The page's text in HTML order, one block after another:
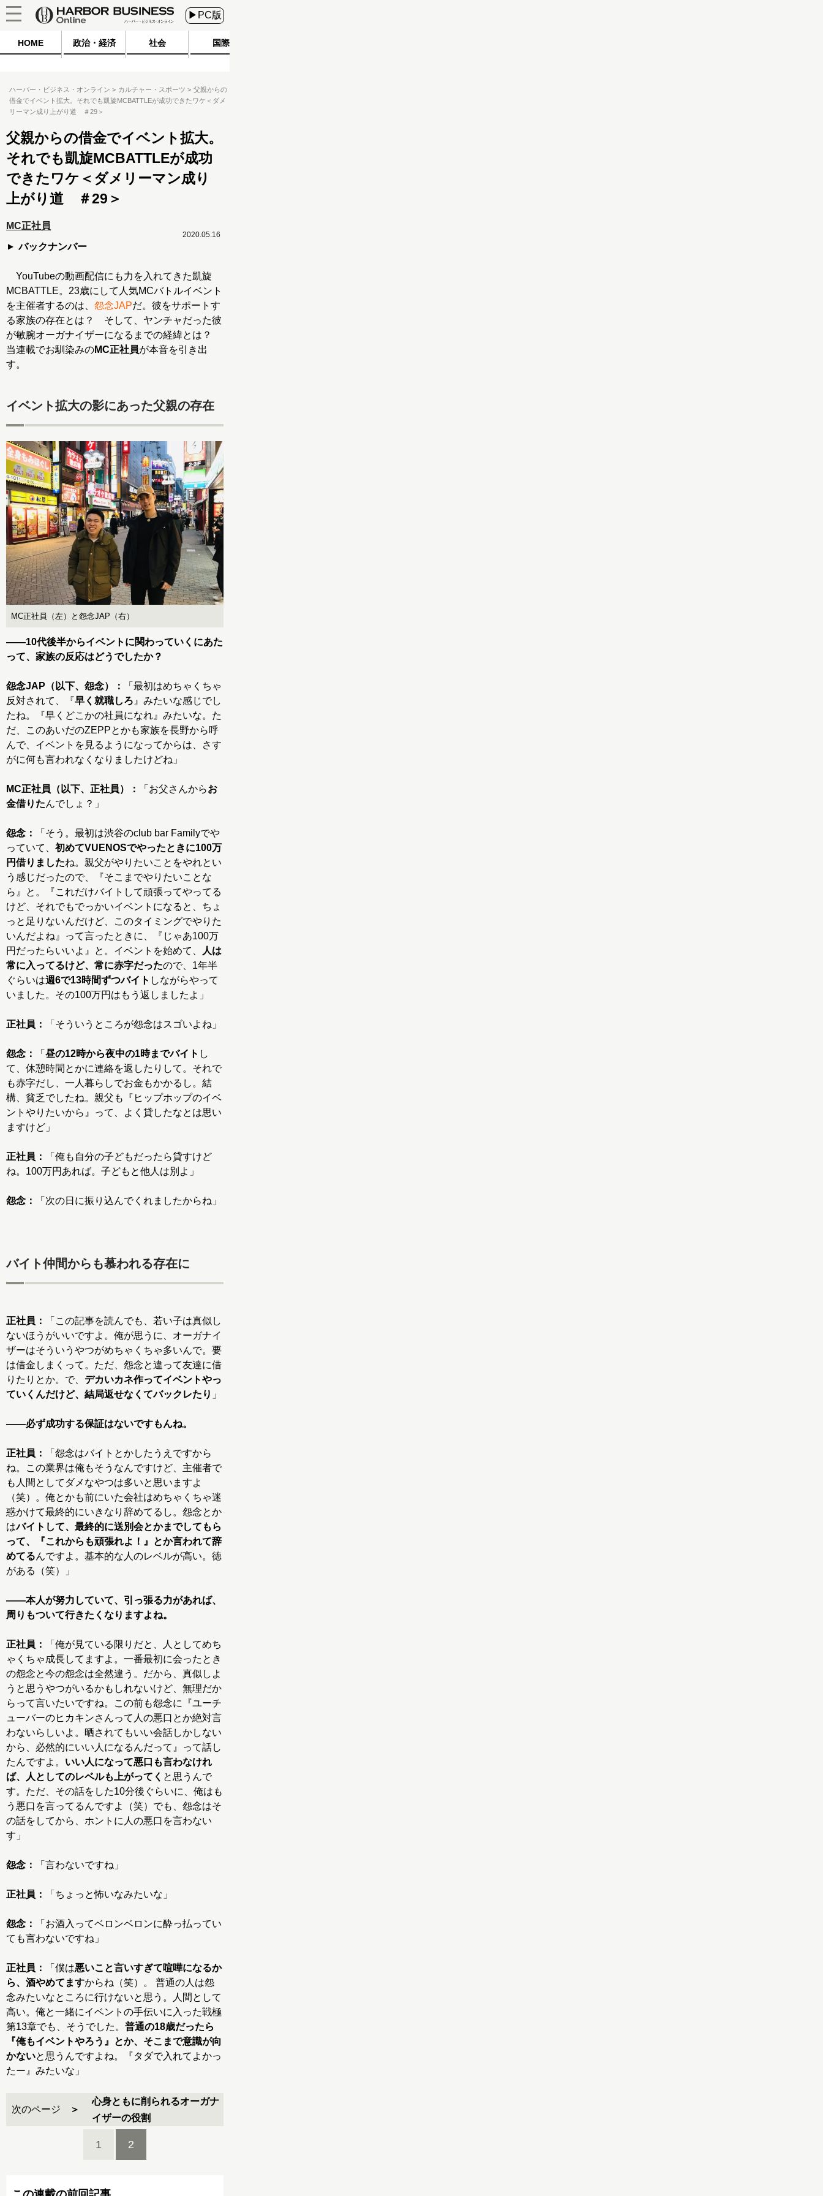
▶PC版
HOME 政治・経済 社会 国際
ハーバー・ビジネス・オンライン カルチャー・スポーツ
父親からの
借金でイベント拡大。それでも凱旋MCBATTLEが成功できたワケ＜ダメ
リーマン成り上がり道 ＃29＞
父親からの借金でイベント拡大。
それでも凱旋MCBATTLEが成功
できたワケ＜ダメリーマン成り
上がり道 ＃29＞
MC正社員
バックナンバー
2020.05.16
YouTubeの動画配信にも力を入れてきた凱旋
MCBATTLE。23歳にして人気MCバトルイベント
を主催者するのは、 怨念JAPだ。彼をサポートす
る家族の存在とは？ そして、ヤンチャだった彼
が敏腕オーガナイザーになるまでの経緯とは？
当連載でお馴染みのMC正社員が本音を引き出
す。
イベント拡大の影にあった父親の存在
MC正社員（左）と怨念JAP（右）
——10代後半からイベントに関わっていくにあた
って、家族の反応はどうでしたか？
怨念JAP（以下、怨念）：
「最初はめちゃくちゃ
反対されて、『早く就職しろ 』みたいな感じでし
たね。『早くどこかの社員になれ』みたいな。た
だ、このあいだのZEPPとかも家族を長野から呼
んで、イベントを見るようになってからは、さす
がに何も言われなくなりましたけどね」
MC正社員（以下、正社員）： 「お父さんからお
金借りたんでしょ？」
怨念：
「そう。最初は渋谷のclub bar Familyでや
っていて、 初めてVUENOSでやったときに100万
円借りましたね。親父がやりたいことをやれとい
う感じだったので、『そこまでやりたいことな
ら』と。『これだけバイトして頑張ってやってる
けど、それでもでっかいイベントになると、ちょ
っと足りないんだけど、このタイミングでやりた
いんだよね』って言ったときに、『じゃあ100万
円だったらいいよ』と。イベントを始めて、
人は
常に入ってるけど、常に赤字だったので、1年半
ぐらいは週6で13時間ずつバイト しながらやって
いました。その100万円はもう返しましたよ」
正社員： 「そういうところが怨念はスゴいよね」
怨念： 「 昼の12時から夜中の1時までバイト し
て、休憩時間とかに連絡を返したりして。それで
も赤字だし、一人暮らしでお金もかかるし。結
構、貧乏でしたね。親父も『ヒップホップのイベ
ントやりたいから』って、よく貸したなとは思い
ますけど」
正社員：
「俺も自分の子どもだったら貸すけど
ね。100万円あれば。子どもと他人は別よ」
怨念： 「次の日に振り込んでくれましたからね」
バイト仲間からも慕われる存在に
正社員：
「この記事を読んでも、若い子は真似し
ないほうがいいですよ。俺が思うに、オーガナイ
ザーはそういうやつがめちゃくちゃ多いんで。要
は借金しまくって。ただ、怨念と違って友達に借
りたりとか。で、 デカいカネ作ってイベントやっ
ていくんだけど、結局返せなくてバックレたり 」
——必ず成功する保証はないですもんね。
正社員：
「怨念はバイトとかしたうえですから
ね。この業界は俺もそうなんですけど、主催者で
も人間としてダメなやつは多いと思いますよ
（笑）。俺とかも前にいた会社はめちゃくちゃ迷
惑かけて最終的にいきなり辞めてるし。怨念とか
はバイトして、最終的に送別会とかまでしてもら
って、『これからも頑張れよ！』とか言われて辞
めてるんですよ。基本的な人のレベルが高い。徳
がある（笑）」
——本人が努力していて、引っ張る力があれば、
周りもついて行きたくなりますよね。
正社員：
「俺が見ている限りだと、人としてめち
ゃくちゃ成長してますよ。一番最初に会ったとき
の怨念と今の怨念は全然違う。だから、真似しよ
うと思うやつがいるかもしれないけど、無理だか
らって言いたいですね。この前も怨念に『ユーチ
ューバーのヒカキンさんって人の悪口とか絶対言
わないらしいよ。晒されてもいい会話しかしない
から、必然的にいい人になるんだって』って話し
たんですよ。 いい人になって悪口も言わなけれ
ば、人としてのレベルも上がってく と思うんで
す。ただ、その話をした10分後ぐらいに、俺はも
う悪口を言ってるんですよ（笑）でも、怨念はそ
の話をしてから、ホントに人の悪口を言わない
す」
怨念： 「言わないですね」
正社員： 「ちょっと怖いなみたいな」
怨念：
「お酒入ってベロンベロンに酔っ払ってい
ても言わないですね」
正社員： 「僕は悪いこと言いすぎて喧嘩になるか
ら、酒やめてますからね（笑）。 普通の人は怨
念みたいなところに行けないと思う。人間として
高い。俺と一緒にイベントの手伝いに入った戦極
第13章でも、そうでした。 普通の18歳だったら
『俺もイベントやろう』とか、そこまで意識が向
かないと思うんですよね。『タダで入れてよかっ
たー』みたいな」
次のページ
心身ともに削られるオーガナ
イザーの役割
1 2